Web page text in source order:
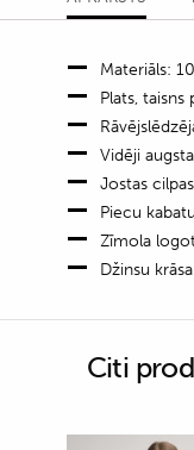
Materiāls:
Plats, taisns
Vidēji
Jostas cilpas
Piecu
Zīmola
Džinsu
Citi